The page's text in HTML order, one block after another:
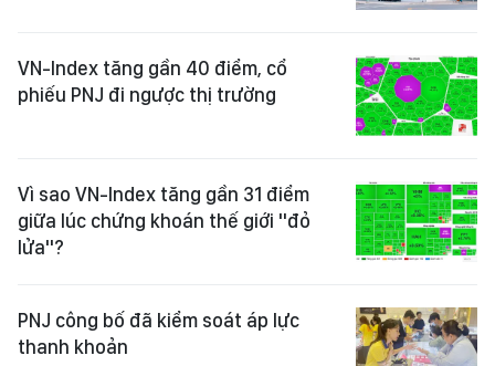
VN-Index tăng gần 40 điểm, cổ
phiếu PNJ đi ngược thị trường
Vì sao VN-Index tăng gần 31 điểm
giữa lúc chứng khoán thế giới "đỏ
lửa"?
PNJ công bố đã kiểm soát áp lực
thanh khoản